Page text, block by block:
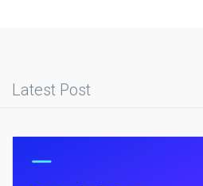
Latest Post